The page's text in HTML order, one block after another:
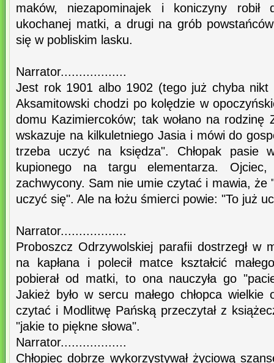
maków, niezapominajek i koniczyny
ukochanej matki, a drugi na grób
się w pobliskim lasku.
Narrator..................
Jest rok 1901 albo 1902 (tego już chyba nikt
Aksamitowski chodzi po kolędzie w
domu Kazimiercoków; tak wołano na rodzinę
wskazuje na kilkuletniego Jasia i mówi do
trzeba uczyć na księdza". Chłopak pasie
kupionego na targu elementarza.
zachwycony. Sam nie umie czytać i mawia, że
uczyć się". Ale na łożu śmierci powie: "To już
Narrator..................
Proboszcz Odrzywolskiej parafii dostrzegł w
na kapłana i polecił matce kształcić
pobierał od matki, to ona nauczyła go
Jakież było w sercu małego chłopca wielkie
czytać i Modlitwę Pańską przeczytał z
"jakie to piękne słowa".
Narrator..................
Chłopiec dobrze wykorzystywał życiową